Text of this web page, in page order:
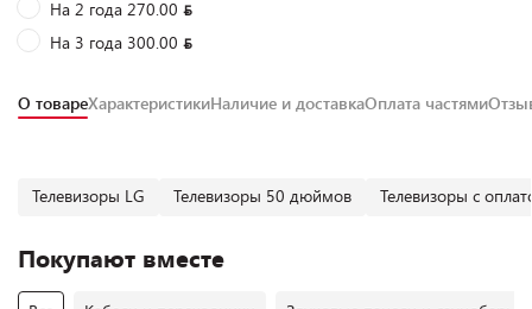
На 2 года 270.00
На 3 года 300.00
О товареХарактеристикиНаличие и доставкаОплата частями
Телевизоры LG Телевизоры 50 дюймов Телевизоры с
Покупают вместе